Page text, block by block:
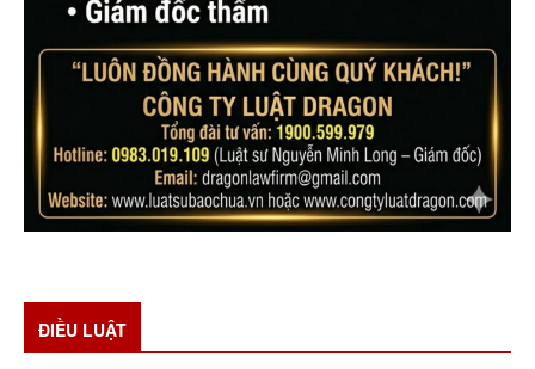
ĐIỀU LUẬT